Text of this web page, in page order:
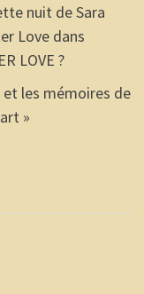
nuit de Sara
Lovedans
LOVE ?
les mémoires de
»